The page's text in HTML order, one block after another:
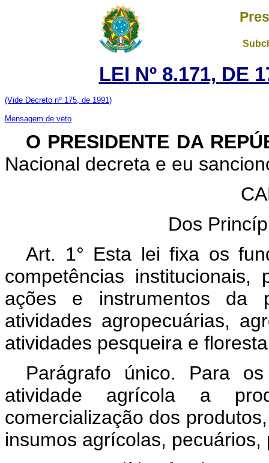
LEI Nº 8.171, DE
(Vide Decreto nº 175, de 1991)
Mensagem de veto
O PRESIDENTE DA
Nacional decreta e eu
Dos
Art. 1° Esta lei fixa os
competências
ações e instrumentos da
atividades agropecuárias,
atividades pesqueira e
Parágrafo único. Para
atividade agrícola a
comercialização dos
insumos agrícolas,